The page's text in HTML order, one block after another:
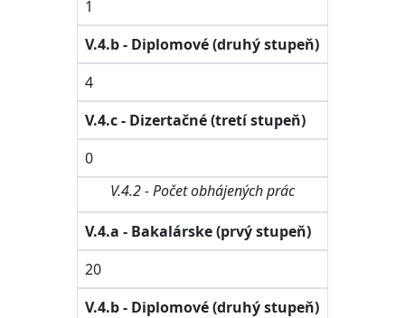
1
V.4.b - Diplomové (druhý stupeň)
4
V.4.c - Dizertačné (tretí stupeň)
0
V.4.2 - Počet obhájených prác
V.4.a - Bakalárske (prvý stupeň)
20
V.4.b - Diplomové (druhý stupeň)